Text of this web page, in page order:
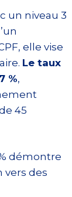
un niveau 3
elle vise
Le taux
%,
45
démontre
vers des